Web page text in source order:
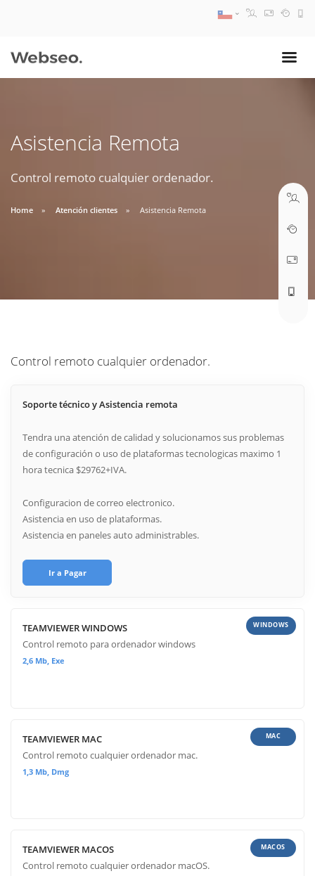
Asistencia Remota
Control remoto cualquier ordenador.
Home Atención clientes Asistencia Remota
Control remoto cualquier ordenador.
Soporte técnico y Asistencia remota
Tendra una atención de calidad y solucionamos sus problemas
de configuración o uso de plataformas tecnologicas maximo 1
hora tecnica $29762+IVA.
Configuracion de correo electronico.
Asistencia en uso de plataformas.
Asistencia en paneles auto administrables.
Ir a Pagar
TEAMVIEWER WINDOWS
Control remoto para ordenador windows
2,6 Mb, Exe
WINDOWS
TEAMVIEWER MAC
Control remoto cualquier ordenador mac.
1,3 Mb, Dmg
MAC
TEAMVIEWER MACOS
Control remoto cualquier ordenador macOS.
MACOS
09:30 AM A 18:30 PM
soporte@webseo.cl